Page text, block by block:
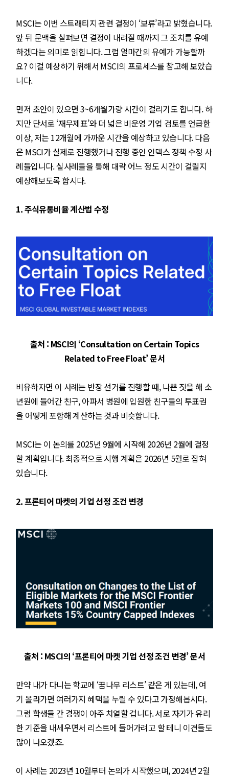
MSCI는 이번 스트래티지 관련 결정이 ‘보류’라고 밝혔습니다.
앞 뒤 문맥을 살펴보면 결정이 내려질 때까지 그 조치를 유예
하겠다는 의미로 읽힙니다. 그럼 얼마간의 유예가 가능할까
요? 이걸 예상하기 위해서 MSCI의 프로세스를 참고해 보았습
니다.
먼저 초안이 있으면 3~6개월가량 시간이 걸리기도 합니다. 하
지만 단서로 ‘재무제표’와 더 넓은 비운영 기업 검토를 언급한
이상, 저는 12개월에 가까운 시간을 예상하고 있습니다. 다음
은 MSCI가 실제로 진행했거나 진행 중인 인덱스 정책 수정 사
례들입니다. 실사례들을 통해 대략 어느 정도 시간이 걸릴지
예상해보도록 합시다.
1. 주식유통비율 계산법 수정
출처 : MSCI의 ‘Consultation on Certain Topics
Related to Free Float’ 문서
비유하자면 이 사례는 반장 선거를 진행할 때, 나쁜 짓을 해 소
년원에 들어간 친구, 아파서 병원에 입원한 친구들의 투표권
을 어떻게 포함해 계산하는 것과 비슷합니다.
MSCI는 이 논의를 2025년 9월에 시작해 2026년 2월에 결정
할 계획입니다. 최종적으로 시행 계획은 2026년 5월로 잡혀
있습니다.
2. 프론티어 마켓의 기업 선정 조건 변경
출처 : MSCI의 ‘프론티어 마켓 기업 선정 조건 변경’ 문서
만약 내가 다니는 학교에 ‘꿈나무 리스트’ 같은 게 있는데, 여
기 올라가면 여러가지 혜택을 누릴 수 있다고 가정해봅시다.
그럼 학생들 간 경쟁이 아주 치열할 겁니다. 서로 자기가 유리
한 기준을 내세우면서 리스트에 들어가려고 할 테니 이견들도
많이 나오겠죠.
이 사례는 2023년 10월부터 논의가 시작했으며, 2024년 2월